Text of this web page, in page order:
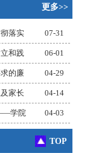
更多>>
落实 07-31
和践 06-01
的廉 04-29
家长 04-14
学院 04-03
TOP